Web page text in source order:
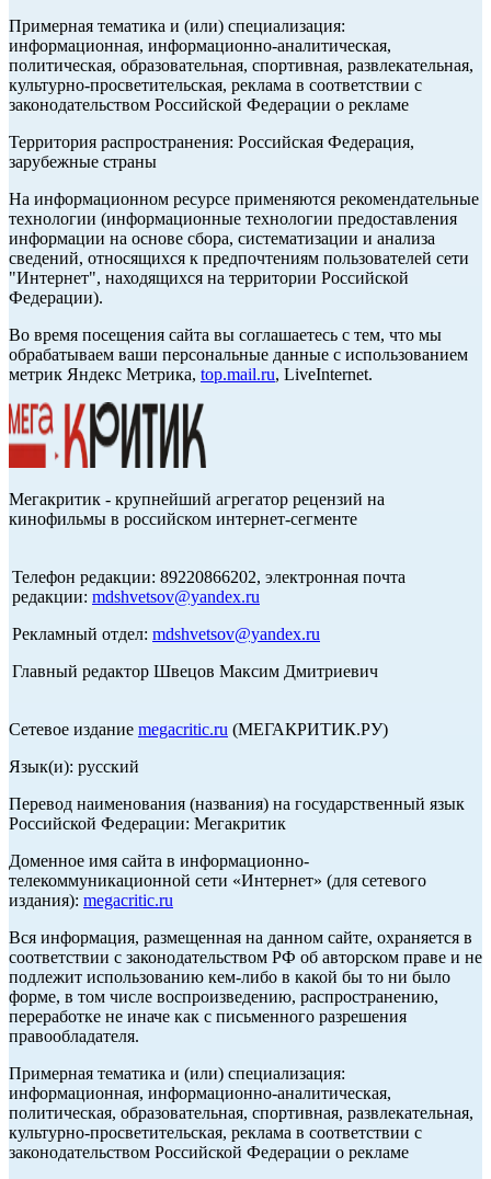
Примерная тематика и (или) специализация:
информационная, информационно-аналитическая,
политическая, образовательная, спортивная, развлекательная,
культурно-просветительская, реклама в соответствии с
законодательством Российской Федерации о рекламе
Территория распространения: Российская Федерация,
зарубежные страны
На информационном ресурсе применяются рекомендательные
технологии (информационные технологии предоставления
информации на основе сбора, систематизации и анализа
сведений, относящихся к предпочтениям пользователей сети
"Интернет", находящихся на территории Российской
Федерации).
Во время посещения сайта вы соглашаетесь с тем, что мы
обрабатываем ваши персональные данные с использованием
метрик Яндекс Метрика, top.mail.ru, LiveInternet.
Мегакритик - крупнейший агрегатор рецензий на
кинофильмы в российском интернет-сегменте
Телефон редакции: 89220866202, электронная почта
редакции: mdshvetsov@yandex.ru
Рекламный отдел: mdshvetsov@yandex.ru
Главный редактор Швецов Максим Дмитриевич
Сетевое издание megacritic.ru (МЕГАКРИТИК.РУ)
Язык(и): русский
Перевод наименования (названия) на государственный язык
Российской Федерации: Мегакритик
Доменное имя сайта в информационно-
телекоммуникационной сети «Интернет» (для сетевого
издания): megacritic.ru
Вся информация, размещенная на данном сайте, охраняется в
соответствии с законодательством РФ об авторском праве и не
подлежит использованию кем-либо в какой бы то ни было
форме, в том числе воспроизведению, распространению,
переработке не иначе как с письменного разрешения
правообладателя.
Примерная тематика и (или) специализация:
информационная, информационно-аналитическая,
политическая, образовательная, спортивная, развлекательная,
культурно-просветительская, реклама в соответствии с
законодательством Российской Федерации о рекламе